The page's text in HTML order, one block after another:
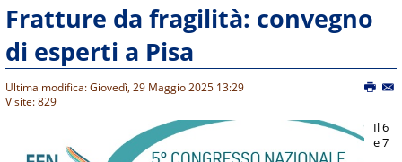
Fratture da fragilità: convegno
di esperti a Pisa
Ultima modifica: Giovedì, 29 Maggio 2025 13:29
Visite: 829
Il 6
e 7